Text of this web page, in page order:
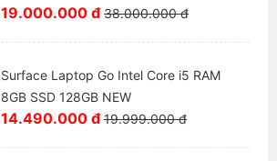
19.000.000 đ 38.000.000 đ
Surface Laptop Go Intel Core i5 RAM
8GB SSD 128GB NEW
14.490.000 đ 19.999.000 đ